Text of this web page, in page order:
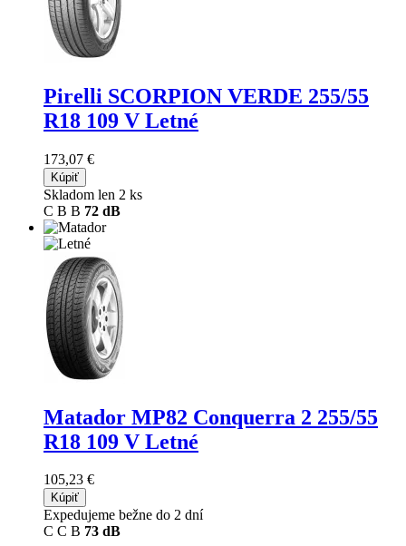
Pirelli SCORPION VERDE 255/55
R18 109 V Letné
173,07 €
Kúpiť
Skladom len 2 ks
C B B 72 dB
Matador MP82 Conquerra 2 255/55
R18 109 V Letné
105,23 €
Kúpiť
Expedujeme bežne do 2 dní
C C B 73 dB